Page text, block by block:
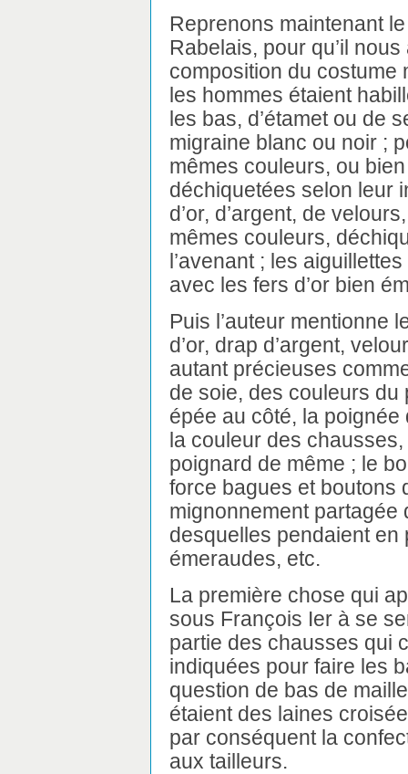
Reprenons maintenant
Rabelais, pour qu’il
composition du costume
les hommes étaient
les bas, d’étamet ou de
migraine blanc ou noir ;
mêmes couleurs, ou
déchiquetées selon leur
d’or, d’argent, de
mêmes couleurs,
l’avenant ; les
avec les fers d’or bien
Puis l’auteur mentionne
d’or, drap d’argent,
autant précieuses
de soie, des couleurs du
épée au côté, la
la couleur des chausses,
poignard de même ; le
force bagues et boutons
mignonnement partagée
desquelles pendaient
émeraudes, etc.
La première chose qui
sous François Ier à se
partie des chausses qui
indiquées pour faire les
question de bas de
étaient des laines
par conséquent la
aux tailleurs.